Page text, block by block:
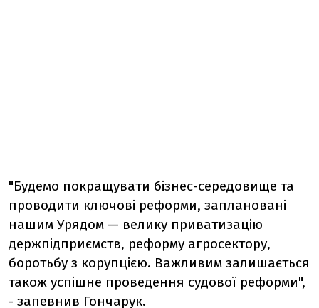
"Будемо покращувати бізнес-середовище та
проводити ключові реформи, заплановані
нашим Урядом — велику приватизацію
держпідприємств, реформу агросектору,
боротьбу з корупцією. Важливим залишається
також успішне проведення судової реформи",
- запевнив Гончарук.